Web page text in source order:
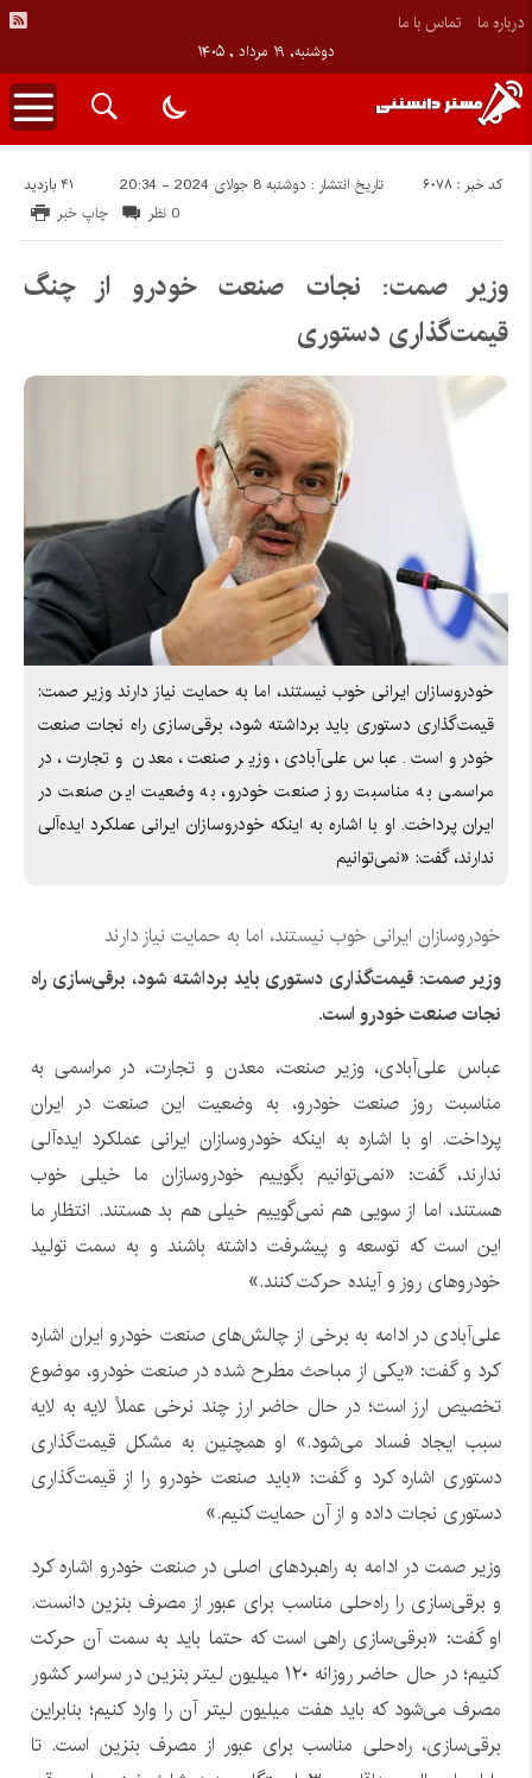
درباره ما تماس با ما
دوشنبه, ۱۹ مرداد , ۱۴۰۵
تاریخ انتشار : دوشنبه 8 جولای 2024 - 20:34 41 بازدید کد خبر : 6078
چاپ خبر 0 نظر
وزیر صمت: نجات صنعت خودرو از چنگ
قیمت‌گذاری دستوری
خودروسازان ایرانی خوب نیستند، اما به حمایت نیاز دارند وزیر صمت:
قیمت‌گذاری دستوری باید برداشته شود، برقی‌سازی راه نجات صنعت
خودرو است. عباس علی‌آبادی، وزیر صنعت، معدن و تجارت، در
مراسمی به مناسبت روز صنعت خودرو، به وضعیت این صنعت در
ایران پرداخت. او با اشاره به اینکه خودروسازان ایرانی عملکرد ایده‌آلی
ندارند، گفت: «نمی‌توانیم
خودروسازان ایرانی خوب نیستند، اما به حمایت نیاز دارند
وزیر صمت: قیمت‌گذاری دستوری باید برداشته شود، برقی‌سازی راه
نجات صنعت خودرو است.
عباس علی‌آبادی، وزیر صنعت، معدن و تجارت، در مراسمی به
مناسبت روز صنعت خودرو، به وضعیت این صنعت در ایران
پرداخت. او با اشاره به اینکه خودروسازان ایرانی عملکرد ایده‌آلی
ندارند، گفت: «نمی‌توانیم بگوییم خودروسازان ما خیلی خوب
هستند، اما از سویی هم نمی‌گوییم خیلی هم بد هستند. انتظار ما
این است که توسعه و پیشرفت داشته باشند و به سمت تولید
خودروهای روز و آینده حرکت کنند.»
علی‌آبادی در ادامه به برخی از چالش‌های صنعت خودرو ایران اشاره
کرد و گفت: «یکی از مباحث مطرح شده در صنعت خودرو، موضوع
تخصیص ارز است؛ در حال حاضر ارز چند نرخی عملاً لایه به لایه
سبب ایجاد فساد می‌شود.» او همچنین به مشکل قیمت‌گذاری
دستوری اشاره کرد و گفت: «باید صنعت خودرو را از قیمت‌گذاری
دستوری نجات داده و از آن حمایت کنیم.»
وزیر صمت در ادامه به راهبردهای اصلی در صنعت خودرو اشاره کرد
و برقی‌سازی را راه‌حلی مناسب برای عبور از مصرف بنزین دانست.
او گفت: «برقی‌سازی راهی است که حتما باید به سمت آن حرکت
کنیم؛ در حال حاضر روزانه ۱۲۰ میلیون لیتر بنزین در سراسر کشور
مصرف می‌شود که باید هفت میلیون لیتر آن را وارد کنیم؛ بنابراین
برقی‌سازی، راه‌حلی مناسب برای عبور از مصرف بنزین است. تا